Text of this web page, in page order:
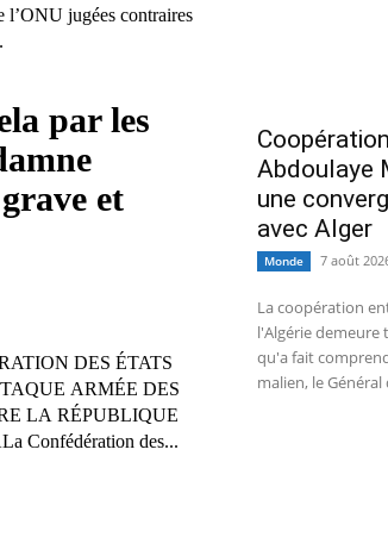
l’ONU jugées contraires
par les
et
DES ÉTATS
ARMÉE DES
LA RÉPUBLIQUE
Confédération des...
Abdoulaye
une
avec Alger
Monde 7 août
La coopération
l'Algérie demeure
qu'a fait
malien, le Général